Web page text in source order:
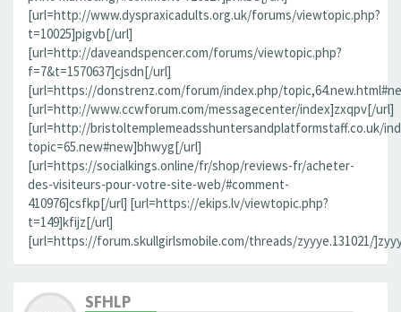
[url=http://www.dyspraxicadults.org.uk/forums/viewtopic.php?
t=10025]pigvb[/url]
[url=http://daveandspencer.com/forums/viewtopic.php?
f=7&t=1570637]cjsdn[/url]
[url=https://donstrenz.com/forum/index.php/
[url=http://www.ccwforum.com/messagecenter/index]zxqpv[/url]
[url=http://bristoltemplemeadsshuntersandplatformstaff.co.uk/
topic=65.new#new]bhwyg[/url]
[url=https://socialkings.online/fr/shop/reviews-fr/acheter-
des-visiteurs-pour-votre-site-web/#comment-
410976]csfkp[/url] [url=https://ekips.lv/viewtopic.php?
t=149]kfijz[/url]
[url=https://forum.skullgirlsmobile.com/threads/zyyye.131021/
SFHLP